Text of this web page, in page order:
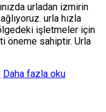
urladan izmirin
urla hızla
işletmeler için
öneme sahiptir. Urla
Daha fazla oku